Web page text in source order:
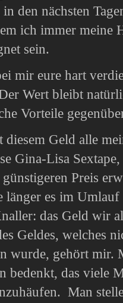
den nächsten
ich immer meine
sein.
mir eure hart
Wert bleibt
Vorteile
Geld alle
Gina-Lisa
günstigeren Preis
länger es im
das Geld wir
Geldes, welches
wurde, gehört mir.
bedenkt, das viele
Man